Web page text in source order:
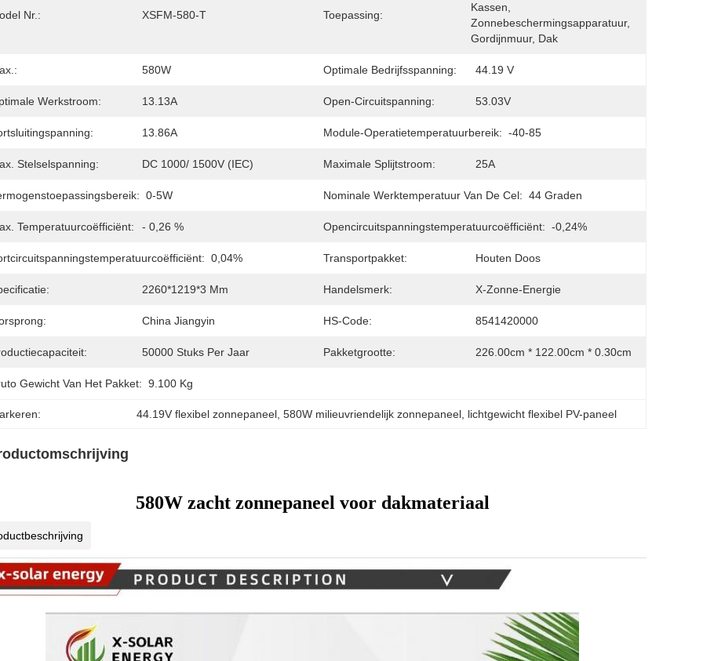
Nr.: XSFM-580-T Toepassing:
Kassen,
Zonnebeschermingsapparatuur,
Gordijnmuur, Dak
580W Optimale Bedrijfsspanning: 44.19 V
Werkstroom: 13.13A Open-Circuitspanning: 53.03V
13.86A Module-Operatietemperatuurbereik: -40-85
Stelselspanning: DC 1000/ 1500V (IEC) Maximale Splijtstroom: 25A
0-5W Nominale Werktemperatuur Van De Cel: 44 Graden
Temperatuurcoëfficiënt: - 0,26 % Opencircuitspanningstemperatuurcoëfficiënt: -0,24%
0,04% Transportpakket: Houten Doos
2260*1219*3 Mm Handelsmerk: X-Zonne-Energie
China Jiangyin HS-Code: 8541420000
50000 Stuks Per Jaar Pakketgrootte: 226.00cm * 122.00cm * 0.30cm
Gewicht Van Het Pakket: 9.100 Kg
44.19V flexibel zonnepaneel , 580W milieuvriendelijk zonnepaneel lichtgewicht flexibel PV-paneel
580W zacht zonnepaneel voor dakmateriaal